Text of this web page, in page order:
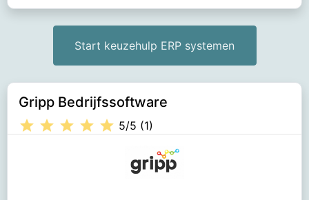
Start keuzehulp ERP systemen
Gripp Bedrijfssoftware
star star star star star 5/5 (1)